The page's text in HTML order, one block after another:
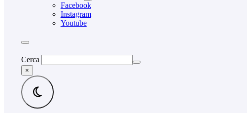
Facebook
Instagram
Youtube
Cerca
×